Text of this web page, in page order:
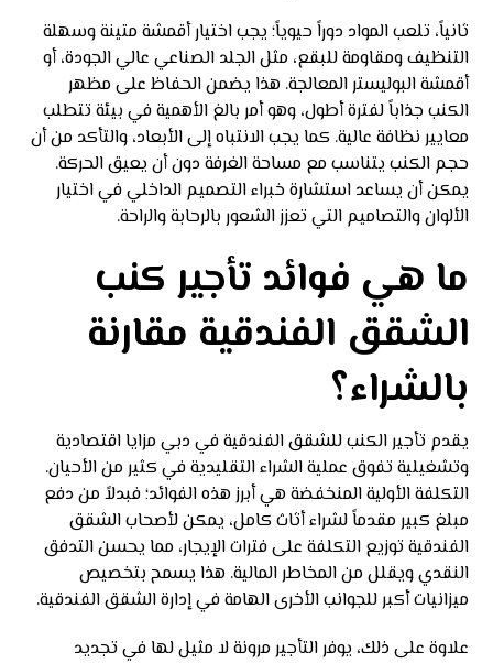
ثانياً، تلعب المواد دوراً حيوياً؛ يجب اختيار أقمشة متينة وسهلة
التنظيف ومقاومة للبقع، مثل الجلد الصناعي عالي الجودة، أو
أقمشة البوليستر المعالجة. هذا يضمن الحفاظ على مظهر
الكنب جذاباً لفترة أطول، وهو أمر بالغ الأهمية في بيئة تتطلب
معايير نظافة عالية. كما يجب الانتباه إلى الأبعاد، والتأكد من أن
حجم الكنب يتناسب مع مساحة الغرفة دون أن يعيق الحركة.
يمكن أن يساعد استشارة خبراء التصميم الداخلي في اختيار
الألوان والتصاميم التي تعزز الشعور بالرحابة والراحة.
ما هي فوائد تأجير كنب
الشقق الفندقية مقارنة
بالشراء؟
يقدم تأجير الكنب للشقق الفندقية في دبي مزايا اقتصادية
وتشغيلية تفوق عملية الشراء التقليدية في كثير من الأحيان.
التكلفة الأولية المنخفضة هي أبرز هذه الفوائد؛ فبدلاً من دفع
مبلغ كبير مقدماً لشراء أثاث كامل، يمكن لأصحاب الشقق
الفندقية توزيع التكلفة على فترات الإيجار، مما يحسن التدفق
النقدي ويقلل من المخاطر المالية. هذا يسمح بتخصيص
ميزانيات أكبر للجوانب الأخرى الهامة في إدارة الشقق الفندقية.
علاوة على ذلك، يوفر التأجير مرونة لا مثيل لها في تجديد